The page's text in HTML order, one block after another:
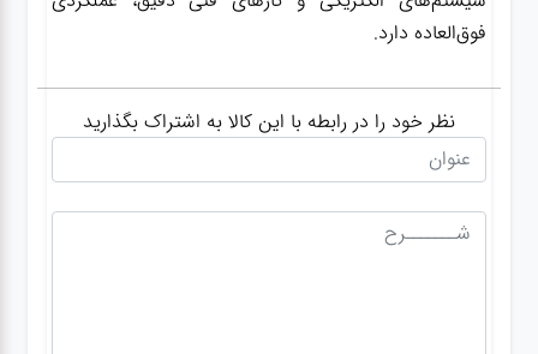
فوق‌العاده دارد.
نظر خود را در رابطه با این کالا به اشتراک بگذارید